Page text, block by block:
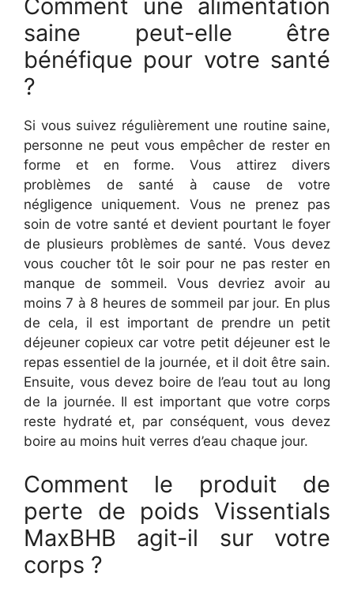
Comment une alimentation
saine peut-elle être
bénéfique pour votre santé
?
Si vous suivez régulièrement une routine saine,
personne ne peut vous empêcher de rester en
forme et en forme. Vous attirez divers
problèmes de santé à cause de votre
négligence uniquement. Vous ne prenez pas
soin de votre santé et devient pourtant le foyer
de plusieurs problèmes de santé. Vous devez
vous coucher tôt le soir pour ne pas rester en
manque de sommeil. Vous devriez avoir au
moins 7 à 8 heures de sommeil par jour. En plus
de cela, il est important de prendre un petit
déjeuner copieux car votre petit déjeuner est le
repas essentiel de la journée, et il doit être sain.
Ensuite, vous devez boire de l’eau tout au long
de la journée. Il est important que votre corps
reste hydraté et, par conséquent, vous devez
boire au moins huit verres d’eau chaque jour.
Comment le produit de
perte de poids Vissentials
MaxBHB agit-il sur votre
corps ?